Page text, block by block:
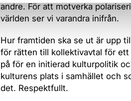
andre. För att motverka
världen ser vi varandra inifrån.
Hur framtiden ska se ut är upp
för rätten till kollektivavtal för
på för en initierad kulturpolitik
kulturens plats i samhället och
det. Respektfullt.